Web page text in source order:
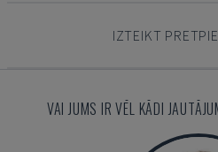
IZTEIKT
VAI JUMS IR VĒL KĀDI